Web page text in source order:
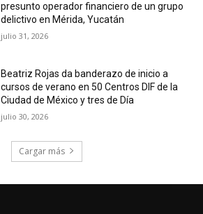
presunto operador financiero de un grupo
delictivo en Mérida, Yucatán
julio 31, 2026
Beatriz Rojas da banderazo de inicio a
cursos de verano en 50 Centros DIF de la
Ciudad de México y tres de Día
julio 30, 2026
Cargar más